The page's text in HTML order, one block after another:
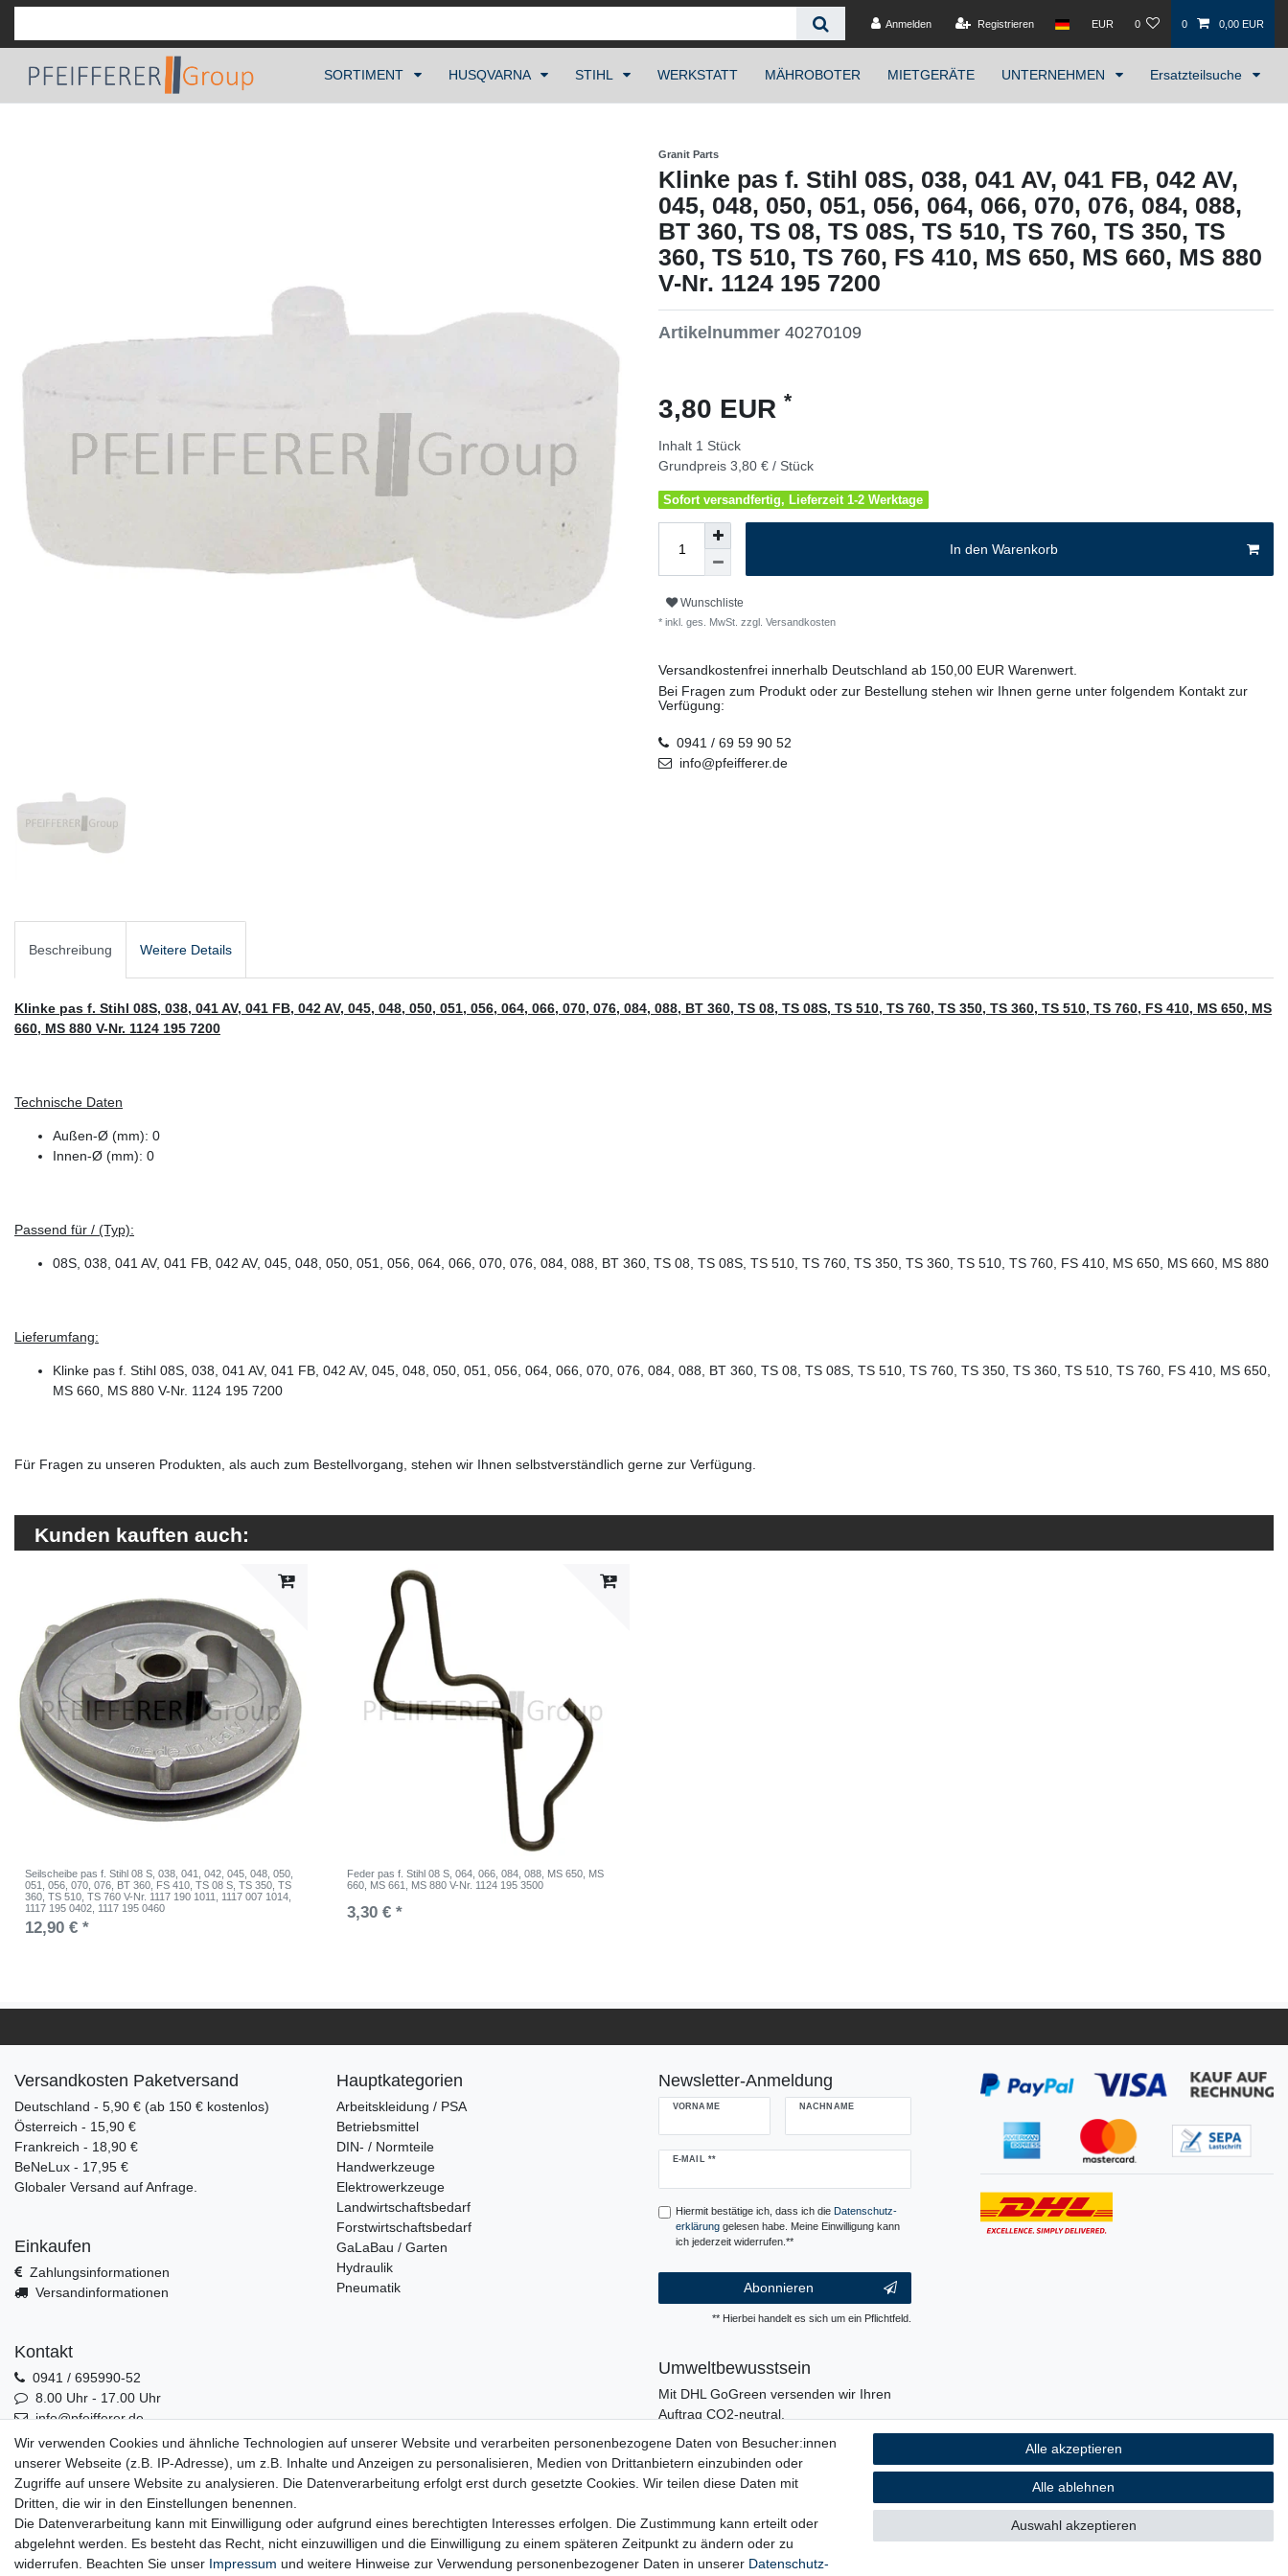
Anmelden Registrieren EUR 0 0 0,00 EUR
SORTIMENT HUSQVARNA STIHL WERKSTATT MÄHROBOTER MIETGERÄTE UNTERNEHMEN Ersatzteilsuche
Granit Parts
Klinke pas f. Stihl 08S, 038, 041 AV, 041 FB, 042 AV,
045, 048, 050, 051, 056, 064, 066, 070, 076, 084, 088,
BT 360, TS 08, TS 08S, TS 510, TS 760, TS 350, TS
360, TS 510, TS 760, FS 410, MS 650, MS 660, MS 880
V-Nr. 1124 195 7200
Artikelnummer 40270109
3,80 EUR *
Inhalt 1 Stück
Grundpreis 3,80 € / Stück
Sofort versandfertig, Lieferzeit 1-2 Werktage
In den Warenkorb
Wunschliste
* inkl. ges. MwSt. zzgl. Versandkosten
Versandkostenfrei innerhalb Deutschland ab 150,00 EUR Warenwert.
Bei Fragen zum Produkt oder zur Bestellung stehen wir Ihnen gerne unter folgendem Kontakt zur
Verfügung:
0941 / 69 59 90 52
info@pfeifferer.de
Beschreibung Weitere Details
Klinke pas f. Stihl 08S, 038, 041 AV, 041 FB, 042 AV, 045, 048, 050, 051, 056, 064, 066, 070, 076, 084, 088, BT 360, TS 08, TS 08S, TS 510, TS 760, TS 350, TS 360, TS 510, TS 760, FS 410, MS 650, MS
660, MS 880 V-Nr. 1124 195 7200
Technische Daten
Außen-Ø (mm): 0
Innen-Ø (mm): 0
Passend für / (Typ):
08S, 038, 041 AV, 041 FB, 042 AV, 045, 048, 050, 051, 056, 064, 066, 070, 076, 084, 088, BT 360, TS 08, TS 08S, TS 510, TS 760, TS 350, TS 360, TS 510, TS 760, FS 410, MS 650, MS 660, MS 880
Lieferumfang:
Klinke pas f. Stihl 08S, 038, 041 AV, 041 FB, 042 AV, 045, 048, 050, 051, 056, 064, 066, 070, 076, 084, 088, BT 360, TS 08, TS 08S, TS 510, TS 760, TS 350, TS 360, TS 510, TS 760, FS 410, MS 650,
MS 660, MS 880 V-Nr. 1124 195 7200
Für Fragen zu unseren Produkten, als auch zum Bestellvorgang, stehen wir Ihnen selbstverständlich gerne zur Verfügung.
Kunden kauften auch:
Seilscheibe pas f. Stihl 08 S, 038, 041, 042, 045, 048, 050,
051, 056, 070, 076, BT 360, FS 410, TS 08 S, TS 350, TS
360, TS 510, TS 760 V-Nr. 1117 190 1011, 1117 007 1014,
1117 195 0402, 1117 195 0460
12,90 € *
Feder pas f. Stihl 08 S, 064, 066, 084, 088, MS 650, MS
660, MS 661, MS 880 V-Nr. 1124 195 3500
3,30 € *
Versandkosten Paketversand
Deutschland - 5,90 € (ab 150 € kostenlos)
Österreich - 15,90 €
Frankreich - 18,90 €
BeNeLux - 17,95 €
Globaler Versand auf Anfrage.
Einkaufen
Zahlungsinformationen
Versandinformationen
Kontakt
0941 / 695990-52
8.00 Uhr - 17.00 Uhr
info@pfeifferer.de
Kontakt
0941 / 695990-52
Hauptkategorien
Arbeitskleidung / PSA
Betriebsmittel
DIN- / Normteile
Handwerkzeuge
Elektrowerkzeuge
Landwirtschaftsbedarf
Forstwirtschaftsbedarf
GaLaBau / Garten
Hydraulik
Pneumatik
Newsletter-Anmeldung
VORNAME NACHNAME
E-MAIL **
Newsletter
Hiermit bestätige ich, dass ich die Daten­schutz­
erklärunggelesen habe. Meine Einwilligung kann
ich jederzeit widerrufen.**
Abonnieren
** Hierbei handelt es sich um ein Pflichtfeld.
Umweltbewusstsein
Mit DHL GoGreen versenden wir Ihren
Auftrag CO2-neutral.
In unserer Logistik und in der Verpackung
verzichten wir, wo immer es möglich ist, auf
den Einsatz von Kunststoffen und Plastik.
Wir verwenden Cookies und ähnliche Technologien auf unserer Website und verarbeiten personenbezogene Daten von Besucher:innen
unserer Webseite (z.B. IP-Adresse), um z.B. Inhalte und Anzeigen zu personalisieren, Medien von Drittanbietern einzubinden oder
Zugriffe auf unsere Website zu analysieren. Die Datenverarbeitung erfolgt erst durch gesetzte Cookies. Wir teilen diese Daten mit
Dritten, die wir in den Einstellungen benennen.
Die Datenverarbeitung kann mit Einwilligung oder aufgrund eines berechtigten Interesses erfolgen. Die Zustimmung kann erteilt oder
abgelehnt werden. Es besteht das Recht, nicht einzuwilligen und die Einwilligung zu einem späteren Zeitpunkt zu ändern oder zu
widerrufen. Beachten Sie unser Impressum und weitere Hinweise zur Verwendung personenbezogener Daten in unserer Daten­schutz­
Alle akzeptieren
Alle ablehnen
Auswahl akzeptieren